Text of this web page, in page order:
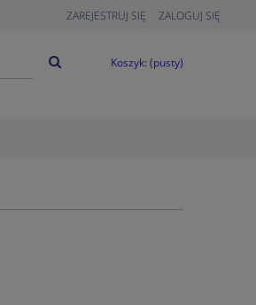
ZAREJESTRUJ SIĘ ZALOGUJ SIĘ
Koszyk: (pusty)